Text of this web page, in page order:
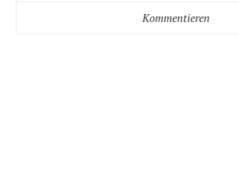
Kommentieren